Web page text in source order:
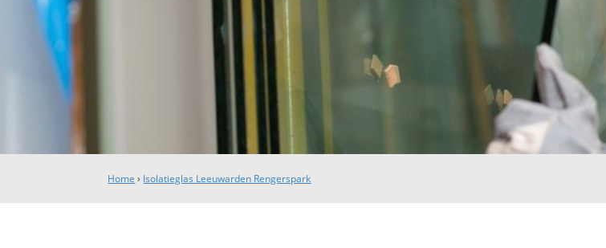
Home › Isolatieglas Leeuwarden Rengerspark